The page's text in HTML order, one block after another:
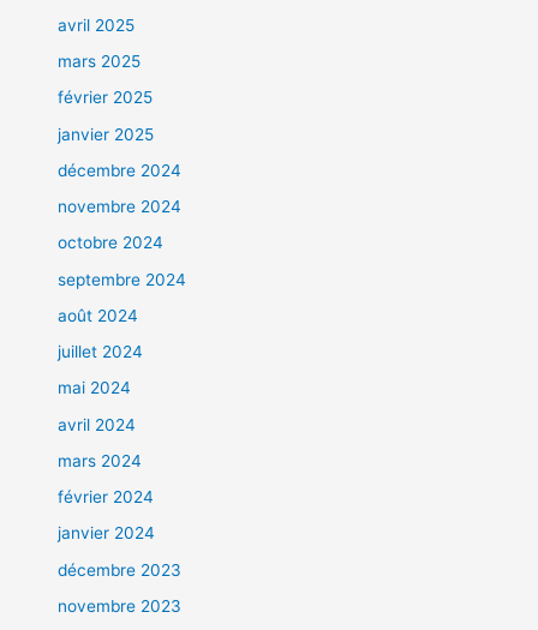
avril 2025
mars 2025
février 2025
janvier 2025
décembre 2024
novembre 2024
octobre 2024
septembre 2024
août 2024
juillet 2024
mai 2024
avril 2024
mars 2024
février 2024
janvier 2024
décembre 2023
novembre 2023